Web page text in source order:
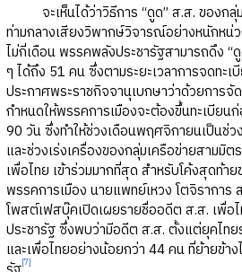
จะเห็นได้ว่าวิธีการ “ดูด” ส.ส. ของกลุ่
ท่ามกลางเสียงวิพากษ์วิจารณ์อย่างหนักหน่ว
ไม่กี่เดือน พรรคพลังประชารัฐสามารถดึง
ๆ ได้ถึง 51 คน ซึ่งตามระยะเวลาการจดทะ
ประกาศพระราชกิจจานุเบกษาว่าด้วยการจั
กำหนดให้พรรคการเมืองจะต้องขึ้นทะเบียน
90 วัน ซึ่งทำให้ช่วงเดือนพฤศจิกายนเป็นช่ว
และช่วงเร่งเครื่องของกลุ่มเครือข่ายสามมิ
เพื่อไทย เข้าร่วมมากที่สุด สำหรับโค้งสุดท้า
พรรคการเมือง นายแพทย์เหวง โตจิราการ
โพสต์เฟสบุ๊คเปิดเผยรายชื่ออดีต ส.ส. เพื่อ
ประชารัฐ ซึ่งพบว่ามีอดีต ส.ส. ตั้งแต่ยุคไทย
และเพื่อไทยอย่างน้อยกว่า 44 คน ที่ย้ายข้า
[7]